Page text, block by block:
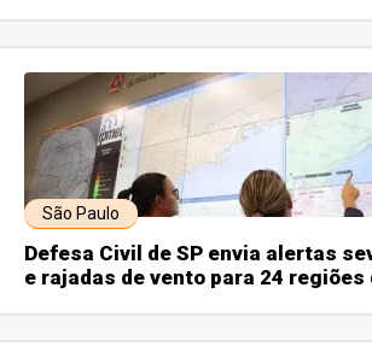
São Paulo
Defesa Civil de SP envia alertas
e rajadas de vento para 24 regiões